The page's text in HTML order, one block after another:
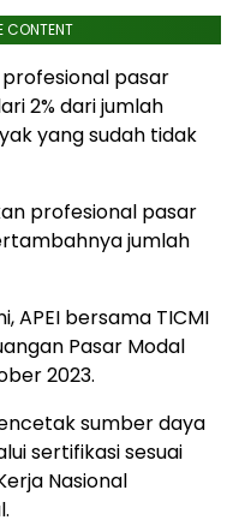
CONTENT
pasar
2% dari jumlah
yang sudah tidak
profesional pasar
jumlah
APEI bersama TICMI
Pasar Modal
2023.
sumber daya
sertifikasi sesuai
Nasional